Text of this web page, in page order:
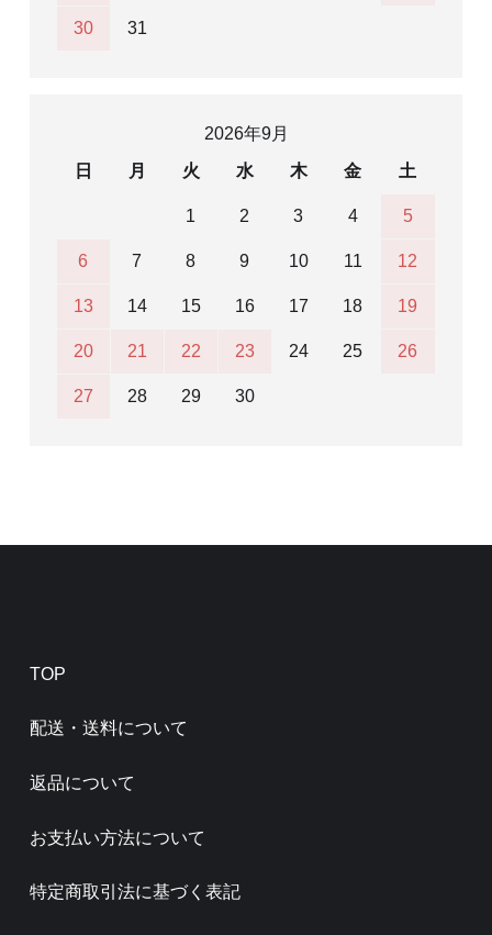
30 31
2026年9月
日
月 火 水 木 金 土
1 2 3 4 5
6 7 8 9 10 11 12
13 14 15 16 17 18 19
20 21 22 23 24 25 26
27 28 29 30
TOP
配送・送料について
返品について
お支払い方法について
特定商取引法に基づく表記